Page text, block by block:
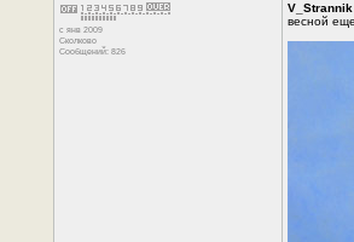
с янв 2009
Сколково
Сообщений: 826
V_Strannik
весной